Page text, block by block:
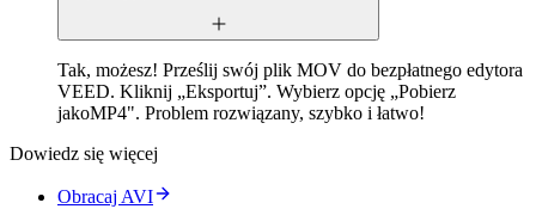
Tak, możesz! Prześlij swój plik MOV do bezpłatnego edytora
VEED. Kliknij „Eksportuj”. Wybierz opcję „Pobierz
jakoMP4". Problem rozwiązany, szybko i łatwo!
Dowiedz się więcej
Obracaj AVI